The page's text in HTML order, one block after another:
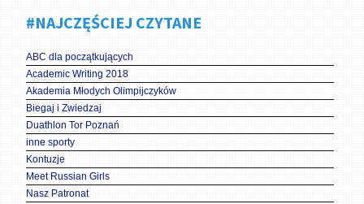
#NAJCZĘŚCIEJ CZYTANE
ABC dla początkujących
Academic Writing 2018
Akademia Młodych Olimpijczyków
Biegaj i Zwiedzaj
Duathlon Tor Poznań
inne sporty
Kontuzje
Meet Russian Girls
Nasz Patronat